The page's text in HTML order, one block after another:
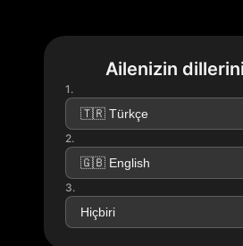
Ailenizin
1.
2.
3.